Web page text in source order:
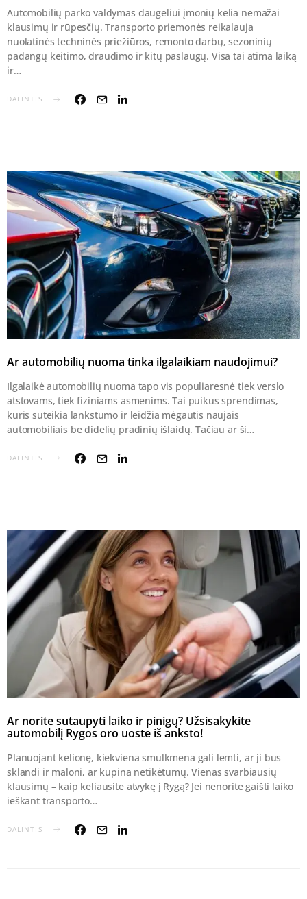
Automobilių parko valdymas daugeliui įmonių kelia nemažai
klausimų ir rūpesčių. Transporto priemonės reikalauja
nuolatinės techninės priežiūros, remonto darbų, sezoninių
padangų keitimo, draudimo ir kitų paslaugų. Visa tai atima laiką
ir…
DALINTIS
Ar automobilių nuoma tinka ilgalaikiam naudojimui?
Ilgalaikė automobilių nuoma tapo vis populiaresnė tiek verslo
atstovams, tiek fiziniams asmenims. Tai puikus sprendimas,
kuris suteikia lankstumo ir leidžia mėgautis naujais
automobiliais be didelių pradinių išlaidų. Tačiau ar ši…
DALINTIS
Ar norite sutaupyti laiko ir pinigų? Užsisakykite
automobilį Rygos oro uoste iš anksto!
Planuojant kelionę, kiekviena smulkmena gali lemti, ar ji bus
sklandi ir maloni, ar kupina netikėtumų. Vienas svarbiausių
klausimų – kaip keliausite atvykę į Rygą? Jei nenorite gaišti laiko
ieškant transporto…
DALINTIS